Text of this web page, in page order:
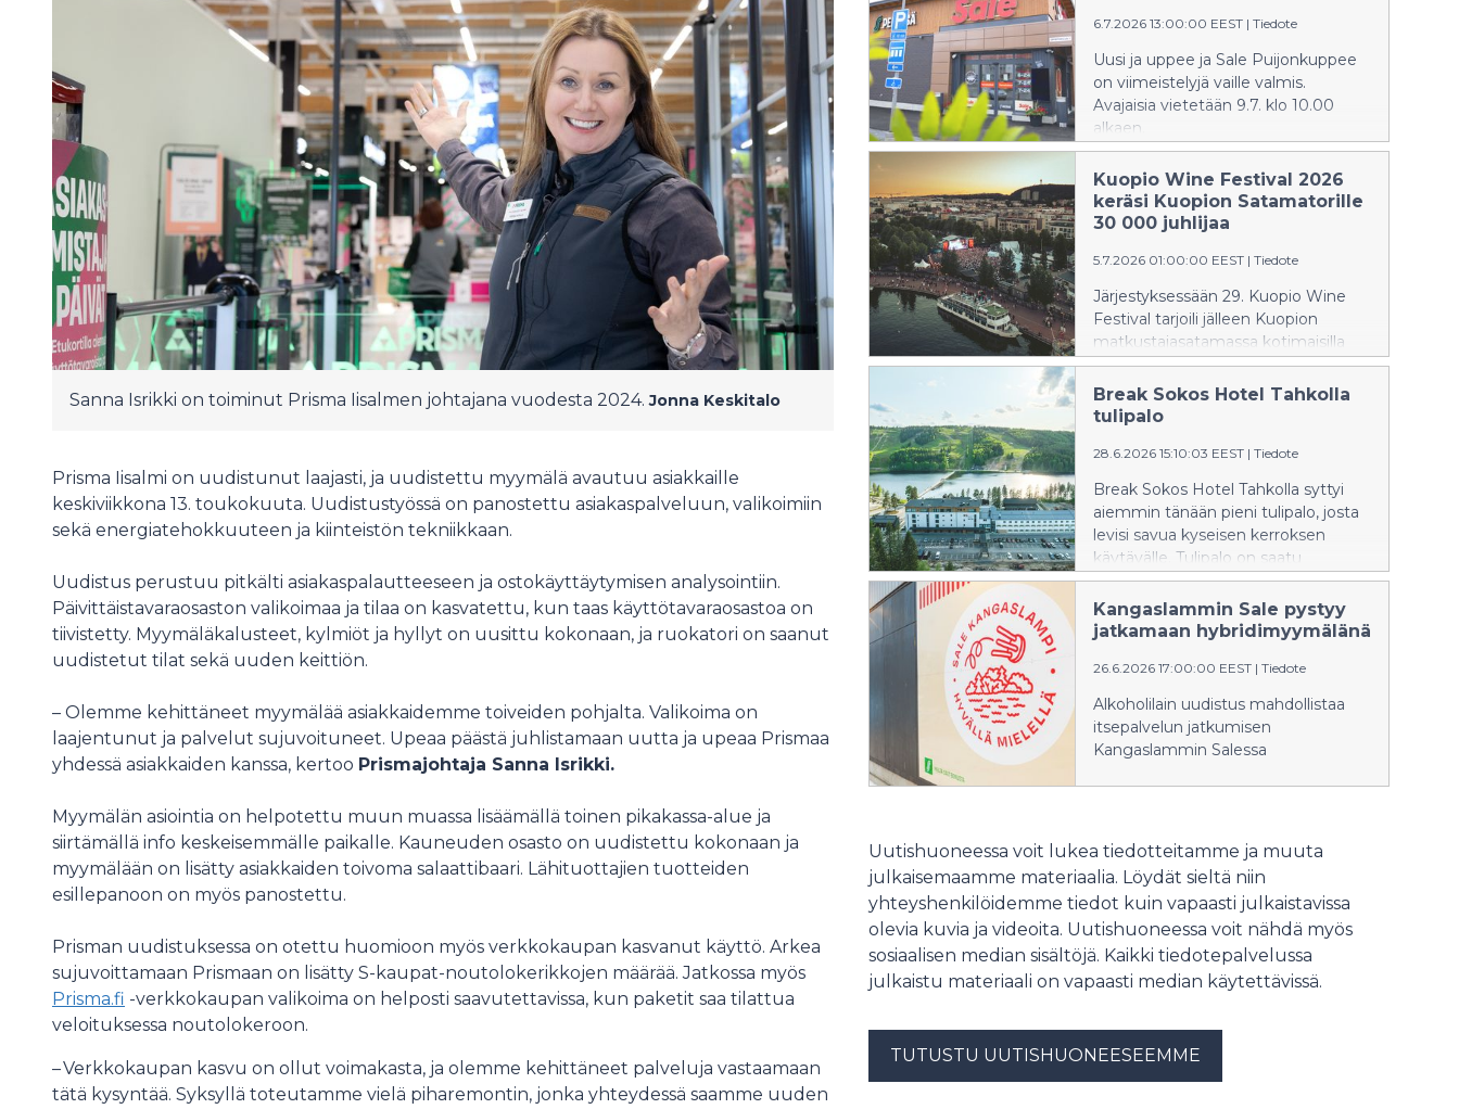
Sanna Isrikki on toiminut Prisma Iisalmen johtajana vuodesta 2024. Jonna Keskitalo
Prisma Iisalmi on uudistunut laajasti, ja uudistettu myymälä avautuu asiakkaille
keskiviikkona 13. toukokuuta. Uudistustyössä on panostettu asiakaspalveluun, valikoimiin
sekä energiatehokkuuteen ja kiinteistön tekniikkaan.
Uudistus perustuu pitkälti asiakaspalautteeseen ja ostokäyttäytymisen analysointiin.
Päivittäistavaraosaston valikoimaa ja tilaa on kasvatettu, kun taas käyttötavaraosastoa on
tiivistetty. Myymäläkalusteet, kylmiöt ja hyllyt on uusittu kokonaan, ja ruokatori on saanut
uudistetut tilat sekä uuden keittiön.
– Olemme kehittäneet myymälää asiakkaidemme toiveiden pohjalta. Valikoima on
laajentunut ja palvelut sujuvoituneet. Upeaa päästä juhlistamaan uutta ja upeaa Prismaa
yhdessä asiakkaiden kanssa, kertoo Prismajohtaja Sanna Isrikki.
Myymälän asiointia on helpotettu muun muassa lisäämällä toinen pikakassa-alue ja
siirtämällä info keskeisemmälle paikalle. Kauneuden osasto on uudistettu kokonaan ja
myymälään on lisätty asiakkaiden toivoma salaattibaari. Lähituottajien tuotteiden
esillepanoon on myös panostettu.
Prisman uudistuksessa on otettu huomioon myös verkkokaupan kasvanut käyttö. Arkea
sujuvoittamaan Prismaan on lisätty S-kaupat-noutolokerikkojen määrää. Jatkossa myös
Prisma.fi -verkkokaupan valikoima on helposti saavutettavissa, kun paketit saa tilattua
veloituksessa noutolokeroon.
– Verkkokaupan kasvu on ollut voimakasta, ja olemme kehittäneet palveluja vastaamaan
tätä kysyntää. Syksyllä toteutamme vielä piharemontin, jonka yhteydessä saamme uuden
6.7.2026 13:00:00 EEST | Tiedote
Uusi ja uppee ja Sale Puijonkuppee
on viimeistelyjä vaille valmis.
Avajaisia vietetään 9.7. klo 10.00
alkaen.
Kuopio Wine Festival 2026
keräsi Kuopion Satamatorille
30 000 juhlijaa
5.7.2026 01:00:00 EEST | Tiedote
Järjestyksessään 29. Kuopio Wine
Festival tarjoili jälleen Kuopion
matkustajasatamassa kotimaisilla
huippuartisteilla varustetun
tapahtuman, jossa toista pääroolia
näytteli käsin valitut portugalilaiset
suunniteltu ruokatuote.
Break Sokos Hotel Tahkolla
tulipalo
28.6.2026 15:10:03 EEST | Tiedote
Break Sokos Hotel Tahkolla syttyi
aiemmin tänään pieni tulipalo, josta
levisi savua kyseisen kerroksen
käytävälle. Tulipalo on saatu
sammutettua. Tulipalossa ei
tapahtunut henkilövahinkoja.
Majoittuminen toimii tällä hetkellä
normaalisti. Maisemasalin
kesäteatteri tältä päivältä on
peruttu. Kiitos henkilökunnalle ja
pelastusviranomaisille ripeästi
toiminnasta.
Kangaslammin Sale pystyy
jatkamaan hybridimyymälänä
26.6.2026 17:00:00 EEST | Tiedote
Alkoholilain uudistus mahdollistaa
itsepalvelun jatkumisen
Kangaslammin Salessa
Uutishuoneessa voit lukea tiedotteitamme ja muuta
julkaisemaamme materiaalia. Löydät sieltä niin
yhteyshenkilöidemme tiedot kuin vapaasti julkaistavissa
olevia kuvia ja videoita. Uutishuoneessa voit nähdä myös
sosiaalisen median sisältöjä. Kaikki tiedotepalvelussa
julkaistu materiaali on vapaasti median käytettävissä.
TUTUSTU UUTISHUONEESEEMME